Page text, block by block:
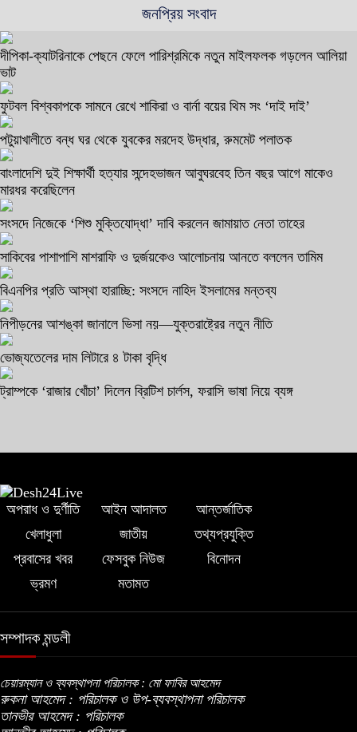
জনপ্রিয় সংবাদ
দীপিকা-ক্যাটরিনাকে পেছনে ফেলে পারিশ্রমিকে নতুন মাইলফলক গড়লেন আলিয়া
ভাট
ফুটবল বিশ্বকাপকে সামনে রেখে শাকিরা ও বার্না বয়ের থিম সং ‘দাই দাই’
পটুয়াখালীতে বন্ধ ঘর থেকে যুবকের মরদেহ উদ্ধার, রুমমেট পলাতক
বাংলাদেশি দুই শিক্ষার্থী হত্যার সন্দেহভাজন আবুঘরবেহ তিন বছর আগে মাকেও
মারধর করেছিলেন
সংসদে নিজেকে ‘শিশু মুক্তিযোদ্ধা’ দাবি করলেন জামায়াত নেতা তাহের
সাকিবের পাশাপাশি মাশরাফি ও দুর্জয়কেও আলোচনায় আনতে বললেন তামিম
বিএনপির প্রতি আস্থা হারাচ্ছি: সংসদে নাহিদ ইসলামের মন্তব্য
নিপীড়নের আশঙ্কা জানালে ভিসা নয়—যুক্তরাষ্ট্রের নতুন নীতি
ভোজ্যতেলের দাম লিটারে ৪ টাকা বৃদ্ধি
ট্রাম্পকে ‘রাজার খোঁচা’ দিলেন ব্রিটিশ চার্লস, ফরাসি ভাষা নিয়ে ব্যঙ্গ
অপরাধ ও দুর্ণীতি আইন আদালত
আন্তর্জাতিক
খেলাধুলা
জাতীয়
তথ্যপ্রযুক্তি
প্রবাসের খবর
ফেসবুক নিউজ
বিনোদন
ভ্রমণ
মতামত
সম্পাদক মন্ডলী
চেয়ারম্যান ও ব্যবস্থাপনা পরিচালক : মো ফাবির আহমেদ
রুকনা আহমেদ : পরিচালক ও উপ-ব্যবস্থাপনা পরিচালক
তানভীর আহমেদ : পরিচালক